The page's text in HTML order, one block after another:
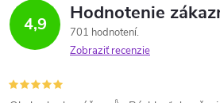
4,9 Hodnotenie
701 hodnotení
Zobraziť recenzie